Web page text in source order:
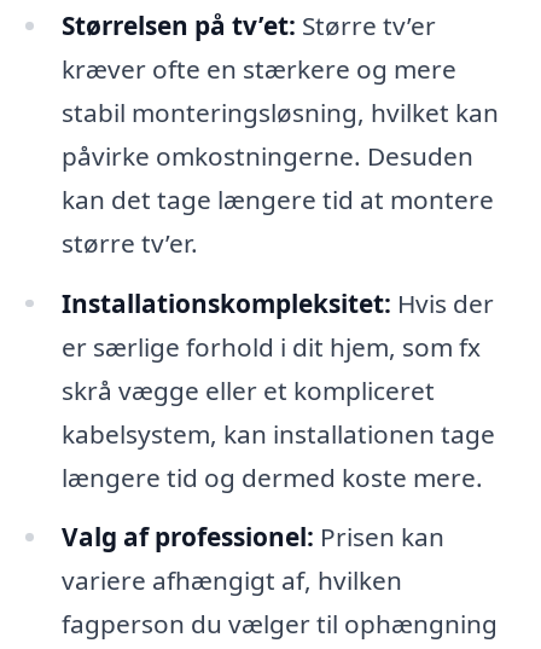
Størrelsen på tv’et: Større tv’er
kræver ofte en stærkere og mere
stabil monteringsløsning, hvilket kan
påvirke omkostningerne. Desuden
kan det tage længere tid at montere
større tv’er.
Installationskompleksitet: Hvis der
er særlige forhold i dit hjem, som fx
skrå vægge eller et kompliceret
kabelsystem, kan installationen tage
længere tid og dermed koste mere.
Valg af professionel: Prisen kan
variere afhængigt af, hvilken
fagperson du vælger til ophængning